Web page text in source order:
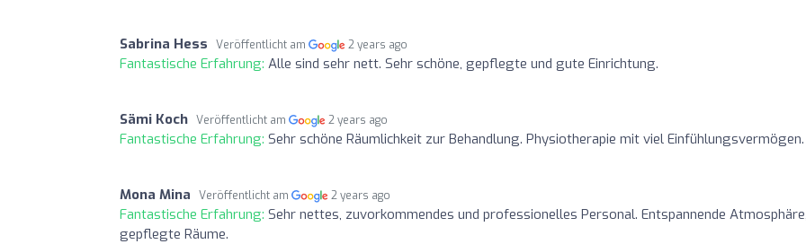
Sabrina Hess Veröffentlicht am 2 years ago
Fantastische Erfahrung: Alle sind sehr nett. Sehr schöne, gepflegte und gute Einrichtung.
Sämi Koch Veröffentlicht am 2 years ago
Fantastische Erfahrung: Sehr schöne Räumlichkeit zur Behandlung. Physiotherapie mit viel Einfühlungsvermögen.
Mona Mina Veröffentlicht am 2 years ago
Fantastische Erfahrung: Sehr nettes, zuvorkommendes und professionelles Personal. Entspannende
gepflegte Räume.